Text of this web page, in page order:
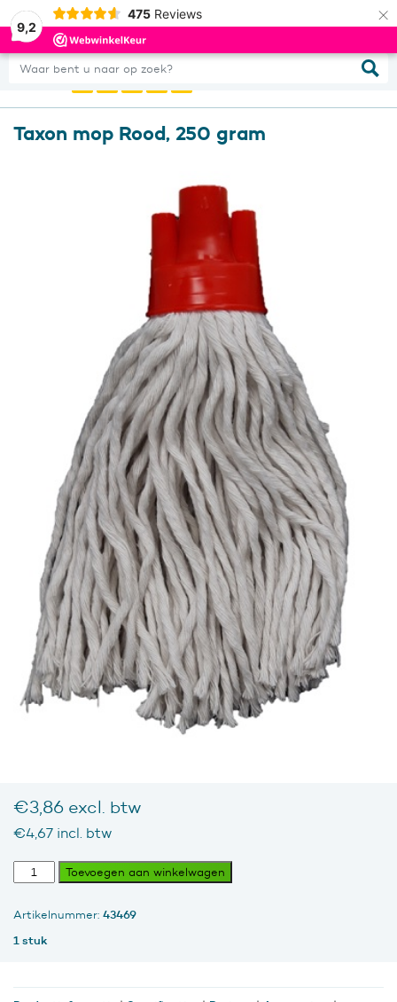
9,2
475 Reviews ×
Waar bent u naar op zoek?
0
Taxon mop Rood, 250 gram
€3,86 excl. btw
€4,67 incl. btw
Taxon
mop
250
gram
Toevoegen aan winkelwagen
Artikelnummer: 43469
1 stuk